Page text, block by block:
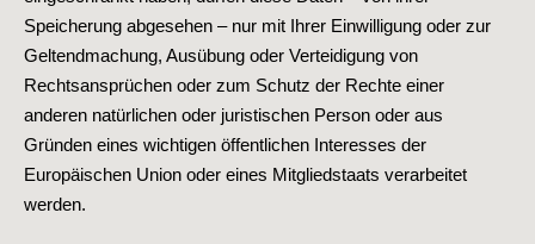
Speicherung abgesehen – nur mit Ihrer Einwilligung oder zur
Geltendmachung, Ausübung oder Verteidigung von
Rechtsansprüchen oder zum Schutz der Rechte einer
anderen natürlichen oder juristischen Person oder aus
Gründen eines wichtigen öffentlichen Interesses der
Europäischen Union oder eines Mitgliedstaats verarbeitet
werden.